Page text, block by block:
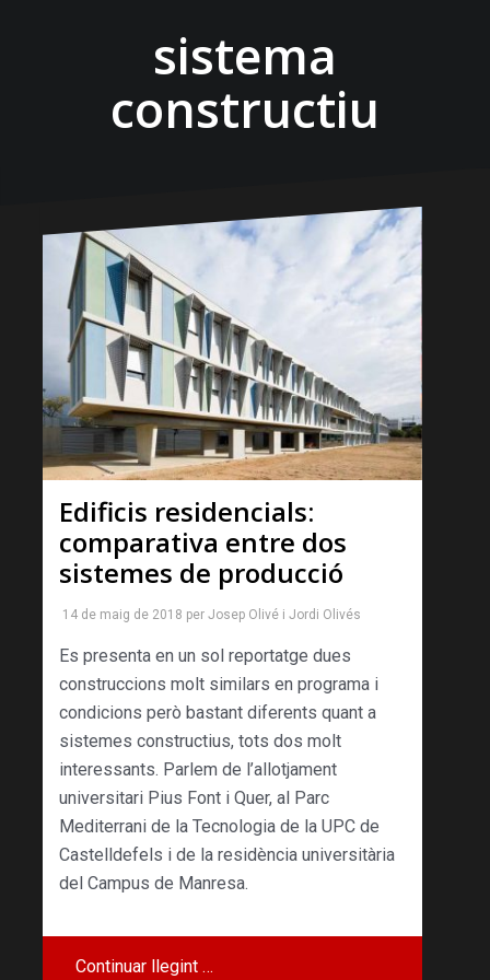
sistema
constructiu
Edificis residencials:
comparativa entre dos
sistemes de producció
14 de maig de 2018 per Josep Olivé i Jordi Olivés
Es presenta en un sol reportatge dues
construccions molt similars en programa i
condicions però bastant diferents quant a
sistemes constructius, tots dos molt
interessants. Parlem de l’allotjament
universitari Pius Font i Quer, al Parc
Mediterrani de la Tecnologia de la UPC de
Castelldefels i de la residència universitària
del Campus de Manresa.
Continuar llegint …